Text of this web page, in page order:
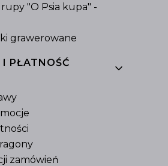
"O Psia kupa" -
grawerowane
PŁATNOŚĆ
zamówień